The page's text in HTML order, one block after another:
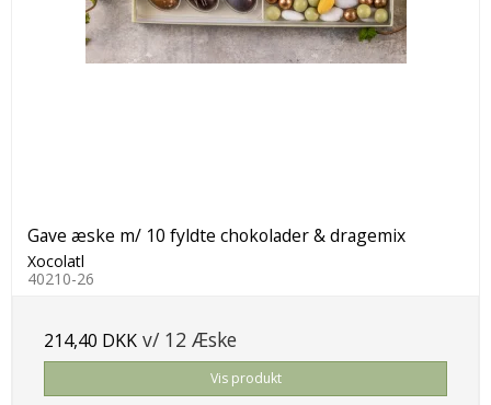
Gave æske m/ 10 fyldte chokolader & dragemix
Xocolatl
40210-26
214,40 DKK v/ 12 Æske
Vis produkt